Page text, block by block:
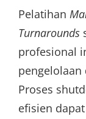
Pelatihan
Turnarounds
profesional
Proses
efisien